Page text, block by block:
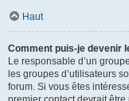
Haut
Comment puis-je devenir
Le responsable d’un
les groupes d’utilisateurs
forum. Si vous êtes